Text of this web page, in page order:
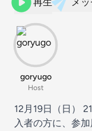
goryugo
Host
12月19日（日）
入者の方に、参加